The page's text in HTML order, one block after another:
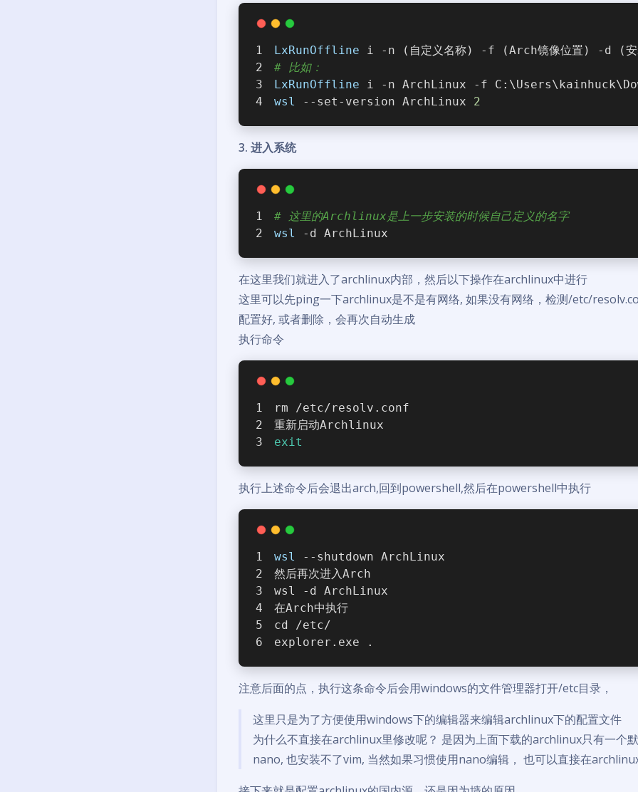
LxRunOffline i -n (自定义名称) -f (Arch镜像位置) -d (
# 比如：
LxRunOffline i -n ArchLinux -f
wsl
--set-version ArchLinux 2
3. 进入系统
# 这里的Archlinux是上一步安装的时候自己定义的名字
wsl
-d ArchLinux
在这里我们就进入了archlinux内部，然后以下操作在archlinux中进行
这里可以先ping一下archlinux是不是有网络, 如果没有网络，检测/etc/
配置好, 或者删除，会再次自动生成
执行命令
rm /etc/resolv.conf
重新启动Archlinux
exit
执行上述命令后会退出arch,回到powershell,然后在powershell中执行
wsl
--shutdown ArchLinux
然后再次进入Arch
wsl -d ArchLinux
在Arch中执行
cd /etc/
explorer.exe .
注意后面的点，执行这条命令后会用windows的文件管理器打开/etc目录，
这里只是为了方便使用windows下的编辑器来编辑archlinux下的配置文件
为什么不直接在archlinux里修改呢？ 是因为上面下载的archlinux只有一个
nano, 也安装不了vim, 当然如果习惯使用nano编辑， 也可以直接在